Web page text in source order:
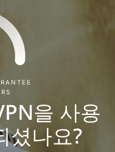
을 사용
셨나요?